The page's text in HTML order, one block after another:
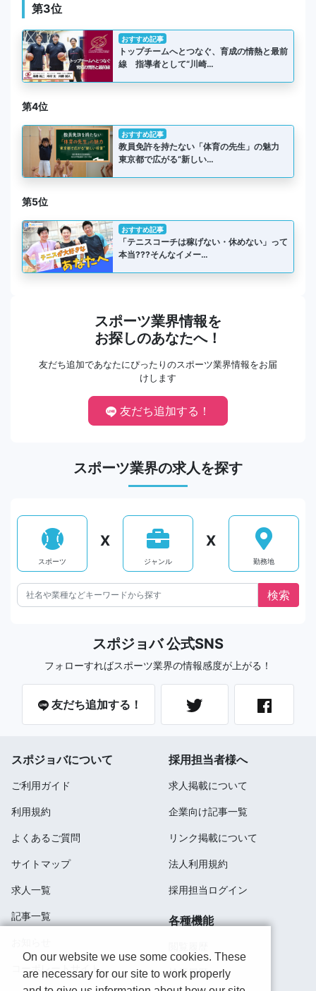
第3位
おすすめ記事
トップチームへとつなぐ、育成の情熱と最前
線 指導者として“川崎…
第4位
おすすめ記事
教員免許を持たない「体育の先生」の魅力
東京都で広がる“新しい…
第5位
おすすめ記事
「テニスコーチは稼げない・休めない」って
本当???そんなイメー…
スポーツ業界情報を
お探しのあなたへ！
友だち追加であなたにぴったりのスポーツ業界情報をお届
けします
友だち追加する！
スポーツ業界の求人を探す
スポーツ
X
ジャンル
X
勤務地
スポジョバ 公式SNS
フォローすればスポーツ業界の情報感度が上がる！
友だち追加する！
スポジョバについて
ご利用ガイド
利用規約
よくあるご質問
サイトマップ
求人一覧
記事一覧
コーポレートサイト
採用担当者様へ
求人掲載について
企業向け記事一覧
リンク掲載について
法人利用規約
採用担当ログイン
各種機能
検索履歴
On our website we use some cookies. These
are necessary for our site to work properly